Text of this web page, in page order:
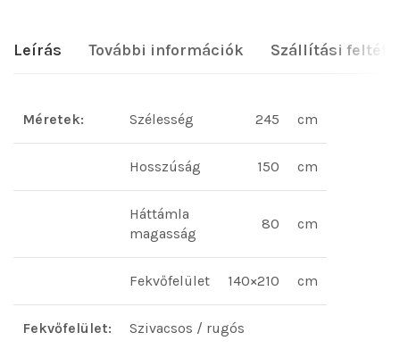
Leírás További információk Szállítási
Méretek: Szélesség 245 cm
Hosszúság 150 cm
Háttámla
magasság
80 cm
Fekvőfelület 140×210 cm
Fekvőfelület: Szivacsos / rugós